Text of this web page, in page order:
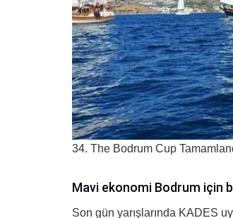
34. The Bodrum Cup
Mavi ekonomi Bodrum için
Son gün yarışlarında KADES